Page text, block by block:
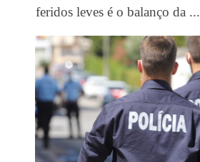
feridos leves é o balanço da ...